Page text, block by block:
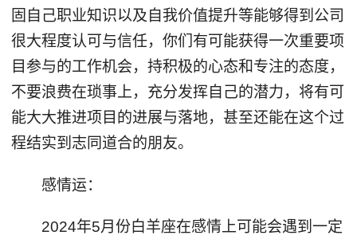
固自己职业知识以及自我价值提升等能够得到公司
很大程度认可与信任，你们有可能获得一次重要项
目参与的工作机会，持积极的心态和专注的态度，
不要浪费在琐事上，充分发挥自己的潜力，将有可
能大大推进项目的进展与落地，甚至还能在这个过
程结实到志同道合的朋友。
感情运：
2024年5月份白羊座在感情上可能会遇到一定